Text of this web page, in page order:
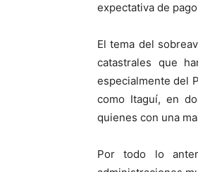
expectativa de
El tema del
catastrales que
especialmente del
como Itaguí, en
quienes con una
Por todo lo